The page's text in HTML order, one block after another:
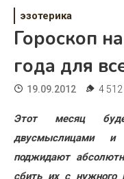
Дом
Жизнь
Хобби
Красота
Недвижимость
эзотерика
Гороскоп
года для
19.09.2012 4 512
Этот месяц
двусмыслицами и
поджидают
сбить их с нужного